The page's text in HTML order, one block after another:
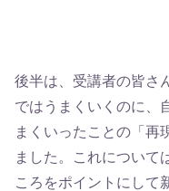
後半は、受講者の皆さ
ではうまくいくのに、
まくいったことの「再
ました。これについて
ころをポイントにして